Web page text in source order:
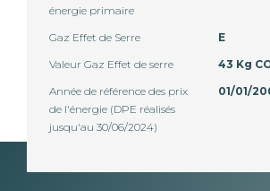
énergie primaire
Gaz Effet de Serre
E
Valeur Gaz Effet de serre
43 Kg
Année de référence des prix
de l'énergie (DPE réalisés
jusqu'au 30/06/2024)
01/01/